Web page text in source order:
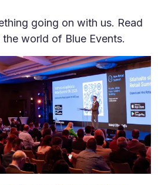
going on with us. Read
world of Blue Events.